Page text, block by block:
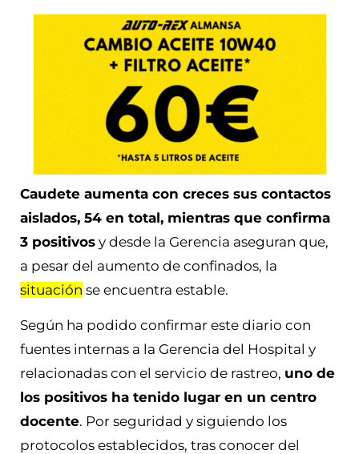
Caudete aumenta con creces sus contactos
aislados, 54 en total, mientras que confirma
3 positivos y desde la Gerencia aseguran que,
a pesar del aumento de confinados, la
situación se encuentra estable.
Según ha podido confirmar este diario con
fuentes internas a la Gerencia del Hospital y
relacionadas con el servicio de rastreo, uno de
los positivos ha tenido lugar en un centro
docente. Por seguridad y siguiendo los
protocolos establecidos, tras conocer del